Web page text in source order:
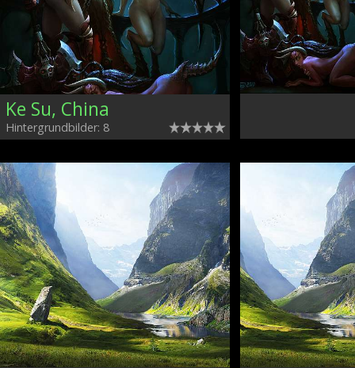
Ke Su, China
Hintergrundbilder: 8